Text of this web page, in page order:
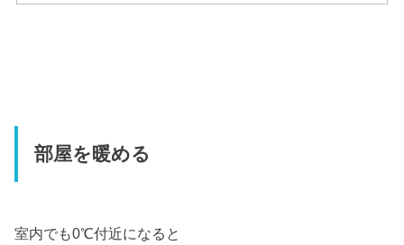
部屋を暖める
室内でも0℃付近になると